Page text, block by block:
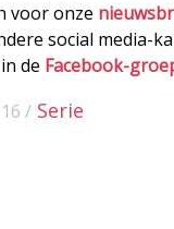
voor onze
social media-
de Facebook-
/ Serie